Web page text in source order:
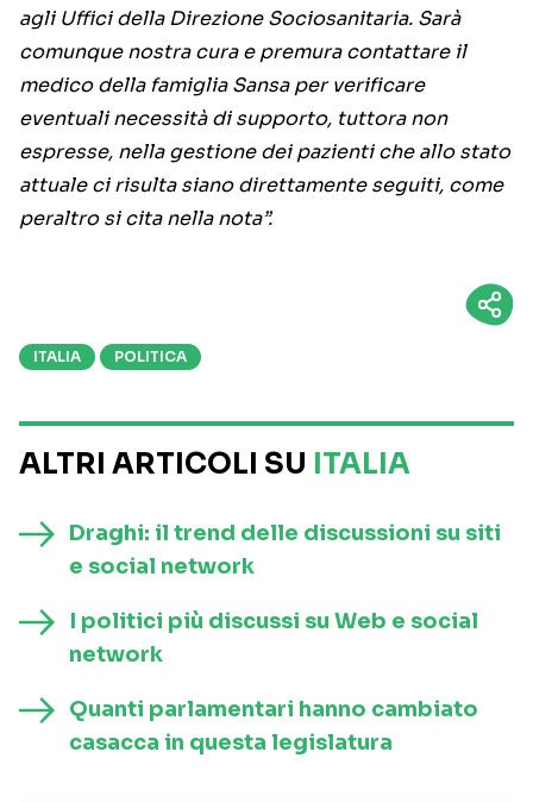
agli Uffici della Direzione Sociosanitaria. Sarà
comunque nostra cura e premura contattare il
medico della famiglia Sansa per verificare
eventuali necessità di supporto, tuttora non
espresse, nella gestione dei pazienti che allo stato
attuale ci risulta siano direttamente seguiti, come
peraltro si cita nella nota”.
ITALIA POLITICA
ALTRI ARTICOLI SU ITALIA
Draghi: il trend delle discussioni su siti
e social network
I politici più discussi su Web e social
network
Quanti parlamentari hanno cambiato
casacca in questa legislatura